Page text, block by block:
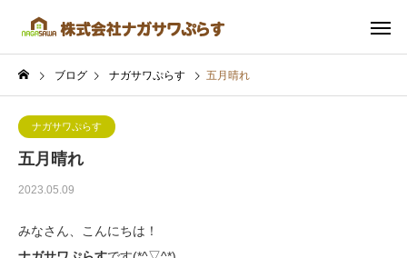
ブログ ナガサワぷらす 五月晴れ
ナガサワぷらす
五月晴れ
2023.05.09
みなさん、こんにちは！